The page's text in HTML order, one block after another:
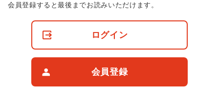
非
会員登録すると最後までお読みいただけます。
ログイン
会員登録